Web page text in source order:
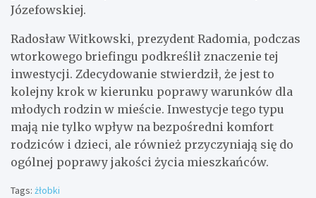
Józefowskiej.
Radosław Witkowski, prezydent Radomia, podczas
wtorkowego briefingu podkreślił znaczenie tej
inwestycji. Zdecydowanie stwierdził, że jest to
kolejny krok w kierunku poprawy warunków dla
młodych rodzin w mieście. Inwestycje tego typu
mają nie tylko wpływ na bezpośredni komfort
rodziców i dzieci, ale również przyczyniają się do
ogólnej poprawy jakości życia mieszkańców.
Tags: żłobki